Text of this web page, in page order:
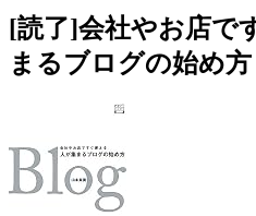
[読了]会社やお店で
まるブログの始め方